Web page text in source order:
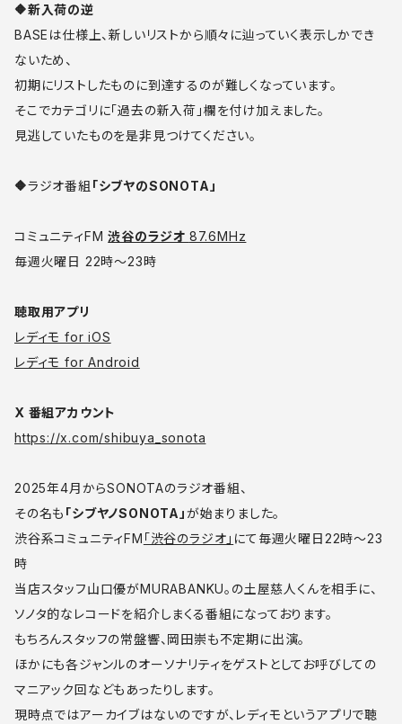
🔶新入荷の逆
BASEは仕様上、新しいリストから順々に辿っていく表示しかでき
ないため、
初期にリストしたものに到達するのが難しくなっています。
そこでカテゴリに「過去の新入荷」欄を付け加えました。
見逃していたものを是非見つけてください。
🔶ラジオ番組 「シブヤのSONOTA」
コミュニティFM渋谷のラジオ 87.6MHz
毎週火曜日 22時〜23時
聴取用アプリ
レディモ for iOS
レディモ for Android
X 番組アカウント
https://x.com/shibuya_sonota
2025年4月からSONOTAのラジオ番組、
その名も 「シブヤノSONOTA」が始まりました。
渋谷系コミュニティFM 「渋谷のラジオ」 にて毎週火曜日22時〜23
時
当店スタッフ山口優がMURABANKU。の土屋慈人くんを相手に、
ソノタ的なレコードを紹介しまくる番組になっております。
もちろんスタッフの常盤響、岡田崇も不定期に出演。
ほかにも各ジャンルのオーソナリティをゲストとしてお呼びしての
マニアック回などもあったりします。
現時点ではアーカイブはないのですが、レディモというアプリで聴